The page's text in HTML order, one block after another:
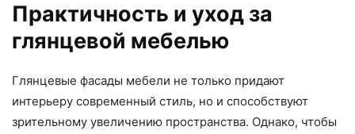
Практичность и уход за
глянцевой мебелью
Глянцевые фасады мебели не только придают
интерьеру современный стиль, но и способствуют
зрительному увеличению пространства. Однако, чтобы